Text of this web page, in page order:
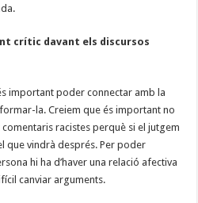
crític davant els discursos
important poder connectar amb la
la. Creiem que és important no
racistes perquè si el jutgem
que vindrà després. Per poder
hi ha d’haver una relació afectiva
canviar arguments.